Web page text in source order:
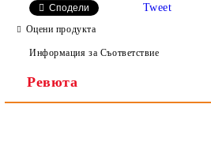
Ние ще се свържем с вас в рамките на
Сподели Tweet
Оцени продукта
Информация за Съответствие
Ревюта